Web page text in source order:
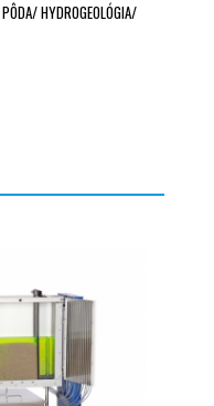
PÔDA/HYDROGEOLÓGIA/